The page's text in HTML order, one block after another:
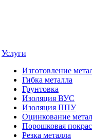
Услуги
Изготовление
Гибка металла
Грунтовка
Изоляция ВУС
Изоляция ППУ
Оцинкование
Порошковая
Резка металла